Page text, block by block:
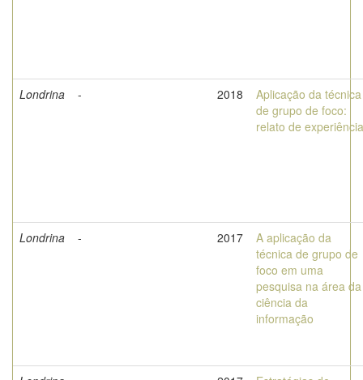
Londrina - 2018
Aplicação da técnica
de grupo de foco:
relato de experiência
Londrina - 2017
A aplicação da
técnica de grupo de
foco em uma
pesquisa na área da
ciência da
informação